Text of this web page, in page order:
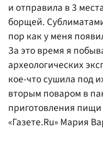
и отправила в 3
борщей.
пор как у меня
За это время я
археологических
кое-что сушила под
вторым поваром в
приготовления
«Газете.Ru» Мария